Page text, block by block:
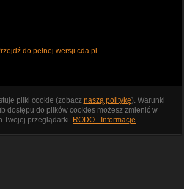
do pełnej wersji cda.pl
pliki cookie (zobacz naszą politykę). Warunki
dostępu do plików cookies możesz zmienić w
Twojej przeglądarki. RODO - Informacje